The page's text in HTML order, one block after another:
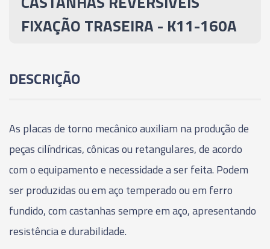
05664 - PLACA AUTOCENTRANTE COM 3
FIXAÇÃO TRASEIRA - K11-160A
DESCRIÇÃO
As placas de torno mecânico auxiliam na produção de
peças cilíndricas, cônicas ou retangulares, de acordo
com o equipamento e necessidade a ser feita. Podem
ser produzidas ou em aço temperado ou em ferro
fundido, com castanhas sempre em aço, apresentando
resistência e durabilidade.